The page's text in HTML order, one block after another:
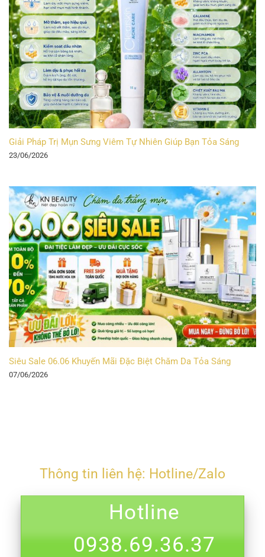
Giải Pháp Trị Mụn Sưng Viêm Tự Nhiên Giúp Bạn Tỏa Sáng
23/06/2026
Siêu Sale 06.06 Khuyến Mãi Đặc Biệt Chăm Da Tỏa Sáng
07/06/2026
Thông tin liên hệ: Hotline/Zalo
Hotline
0938.69.36.37